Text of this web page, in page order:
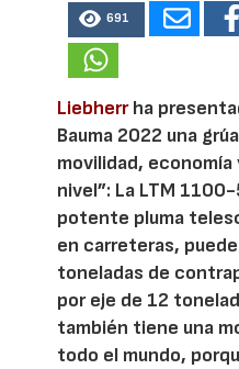
691
Liebherrha
Bauma 2022 una
movilidad,
nivel”: La LTM
potente pluma
en carreteras,
toneladas de
por eje de 12
también tiene una
todo el mundo,